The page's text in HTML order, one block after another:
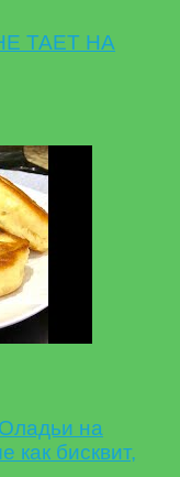
ТАЕТ НА
на
бисквит,